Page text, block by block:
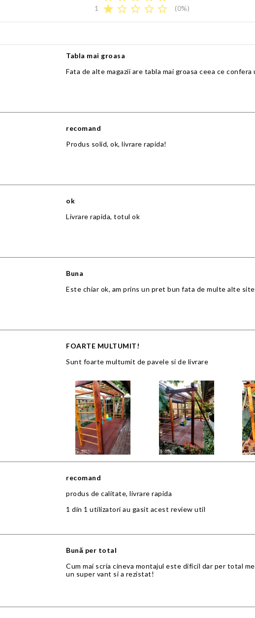
1
star star_border star_border star_border star_border (0%)
Tabla mai groasa
Fata de alte magazii are tabla mai groasa ceea ce
recomand
Produs solid, ok, livrare rapida!
ok
Livrare rapida, totul ok
Buna
Este chiar ok, am prins un pret bun fata de multe alte
FOARTE MULTUMIT!
Sunt foarte multumit de pavele si de livrare
recomand
produs de calitate, livrare rapida
1 din 1 utilizatori au gasit acest review util
Bună per total
Cum mai scria cineva montajul este dificil dar per total
un super vant si a rezistat!